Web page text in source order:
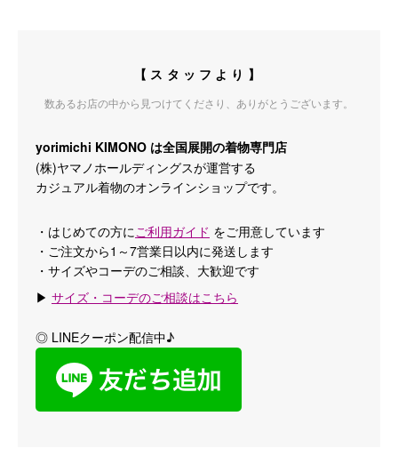
【スタッフより】
数あるお店の中から見つけてくださり、ありがとうございます。
yorimichi KIMONO は全国展開の着物専門店
(株)ヤマノホールディングスが運営する
カジュアル着物のオンラインショップです。
・はじめての方に ご利用ガイド をご用意しています
・ご注文から1～7営業日以内に発送します
・サイズやコーデのご相談、大歓迎です
▶ サイズ・コーデのご相談はこちら
◎ LINEクーポン配信中♪